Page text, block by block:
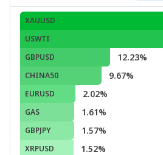
XAUUSD
USWTI
GBPUSD 12.23%
CHINA50 9.67%
EURUSD 2.02%
GAS 1.61%
GBPJPY 1.57%
XRPUSD 1.52%